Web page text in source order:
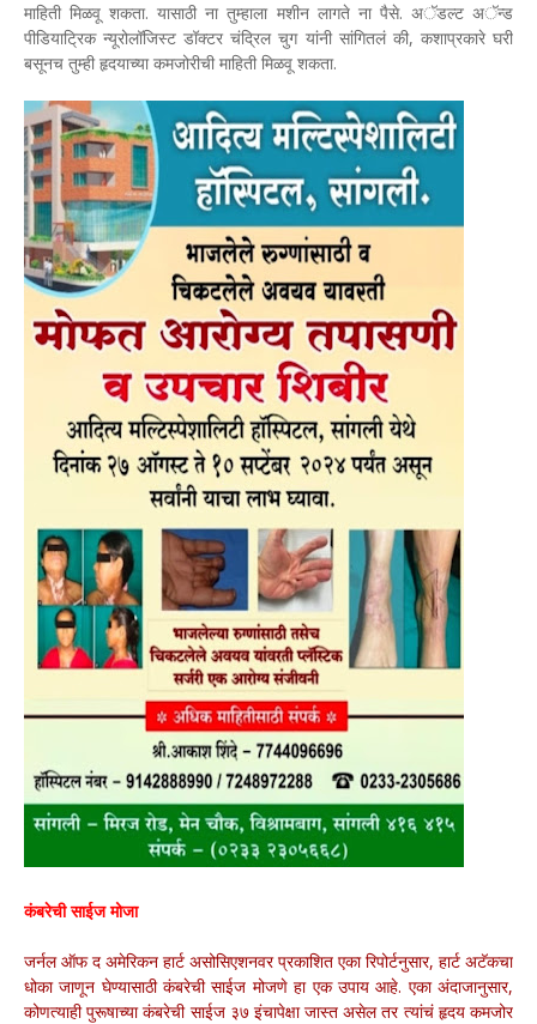
माहिती मिळवू शकता. यासाठी ना तुम्हाला मशीन लागते ना पैसे. अॅडल्ट अॅन्ड
पीडियाट्रिक न्यूरोलॉजिस्ट डॉक्टर चंद्रिल चुग यांनी सांगितलं की, कशाप्रकारे घरी
बसूनच तुम्ही हृदयाच्या कमजोरीची माहिती मिळवू शकता.
कंबरेची साईज मोजा
जर्नल ऑफ द अमेरिकन हार्ट असोसिएशनवर प्रकाशित एका रिपोर्टनुसार, हार्ट अटॅकचा
धोका जाणून घेण्यासाठी कंबरेची साईज मोजणे हा एक उपाय आहे. एका अंदाजानुसार,
कोणत्याही पुरूषाच्या कंबरेची साईज ३७ इंचापेक्षा जास्त असेल तर त्यांचं हृदय कमजोर